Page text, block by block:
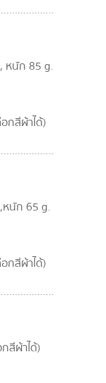
หนัก 85 g.
กสีผ้าได้)
หนัก 65 g.
กสีผ้าได้)
สีผ้าได้)